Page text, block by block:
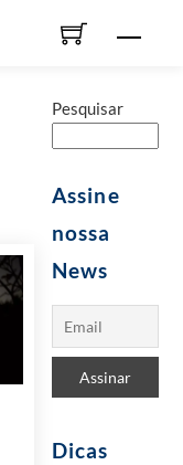
Pesquisar
Assine
nossa
News
Dicas